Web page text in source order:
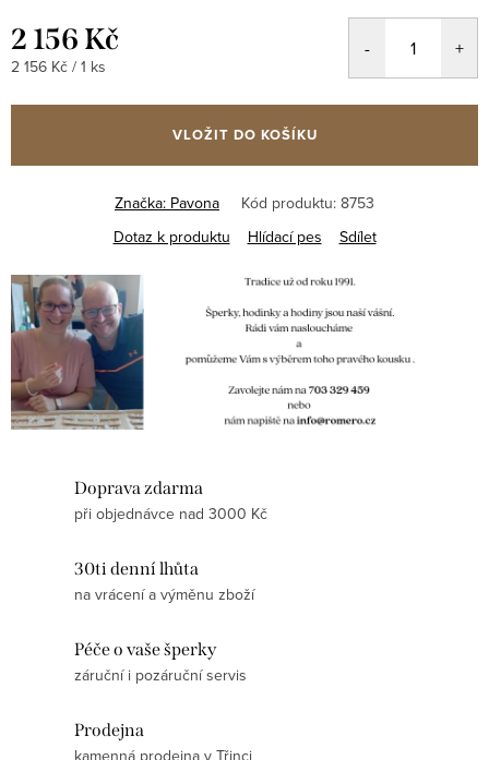
2 156 Kč
Měrná
2 156 Kč / 1 ks
VLOŽIT DO KOŠÍKU
Značka: Pavona Kód produktu: 8753
Dotaz k produktu
Hlídací pes Sdílet
Doprava zdarma
při objednávce nad 3000 Kč
30ti denní lhůta
na vrácení a výměnu zboží
Péče o vaše šperky
záruční i pozáruční servis
Prodejna